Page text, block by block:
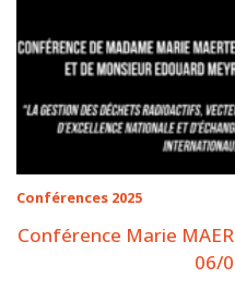
Conférences 2025
Conférence Marie
06/